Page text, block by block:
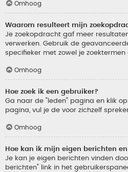
Omhoog
Waarom resulteert mijn
Je zoekopdracht gaf meer
verwerken. Gebruik de
specifieker met zowel je
Omhoog
Hoe zoek ik een gebruiker?
Ga naar de "leden" pagina en klik
pagina, vul je de voor zichzelf
Omhoog
Hoe kan ik mijn eigen berichten
Je kan je eigen berichten vinden
berichten" link in het